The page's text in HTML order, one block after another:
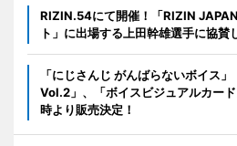
RIZIN.54にて開催！「RIZIN
ト」に出場する上田幹雄選手に協賛
「にじさんじ がんばらないボイス
Vol.2」、「ボイスビジュアルカー
時より販売決定！